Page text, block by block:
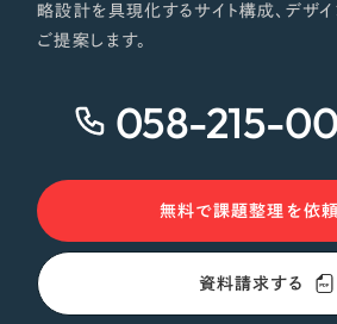
略設計を具現化するサイト構成、デザイ
ご提案します。
058-215-
無料で課題整理を依
資料請求する